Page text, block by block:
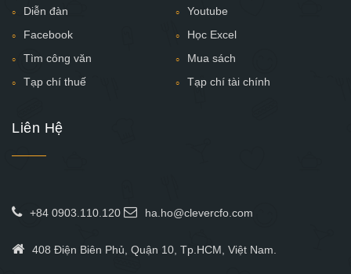
Diễn đàn
Youtube
Facebook
Học Excel
Tìm công văn
Mua sách
Tạp chí thuế
Tạp chí tài chính
Liên Hệ
+84 0903.110.120 ha.ho@clevercfo.com
408 Điện Biên Phủ, Quận 10, Tp.HCM, Việt Nam.